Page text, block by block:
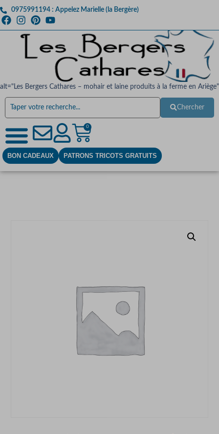
0975991194 : Appelez Marielle (la Bergère)
alt="Les Bergers Cathares – mohair et laine produits à la ferme en Ariège"
Chercher
0
BON CADEAUX PATRONS TRICOTS GRATUITS